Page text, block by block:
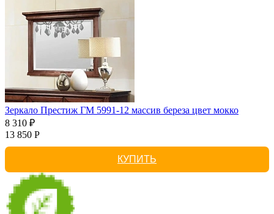
Зеркало Престиж ГМ 5991-12 массив береза цвет мокко
8 310 ₽
13 850 Р
КУПИТЬ